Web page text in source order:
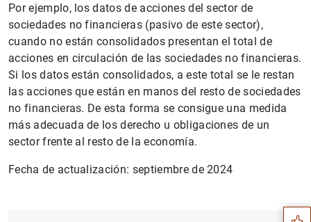
Por ejemplo, los datos de acciones del sector de
sociedades no financieras (pasivo de este sector),
cuando no están consolidados presentan el total de
acciones en circulación de las sociedades no financieras.
Si los datos están consolidados, a este total se le restan
las acciones que están en manos del resto de sociedades
no financieras. De esta forma se consigue una medida
más adecuada de los derecho u obligaciones de un
sector frente al resto de la economía.
Fecha de actualización: septiembre de 2024 Sugerencias